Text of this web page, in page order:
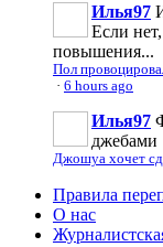
Илья97
Если
повышения...
Пол
· 6 hours ago
Илья97
джебами
Джошуа хочет
Правила
О нас